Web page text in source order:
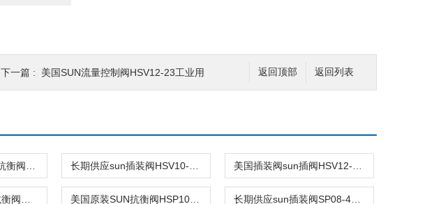
返回列表
返回顶部
下一篇 : 美国SUN流量控制阀HSV12-23工业用